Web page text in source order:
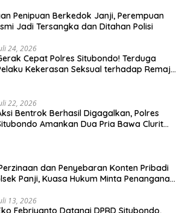
Penipuan Berkedok Janji, Perempuan
Jadi Tersangka dan Ditahan Polisi
24, 2026
Cepat Polres Situbondo! Terduga
Kekerasan Seksual terhadap Remaja
22, 2026
Bentrok Berhasil Digagalkan, Polres
Amankan Dua Pria Bawa Clurit
dan Penyebaran Konten Pribadi
Panji, Kuasa Hukum Minta Penanganan
13, 2026
Febriyanto Datangi DPRD Situbondo,